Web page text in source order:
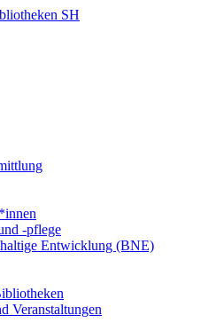
SH
-pflege
Entwicklung (BNE)
Veranstaltungen